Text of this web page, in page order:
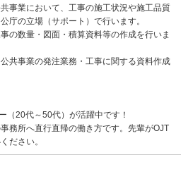
事業において、工事の施工状況や施工品質
庁の立場（サポート）で行います。
の数量・図面・積算資料等の作成を行いま
共事業の発注業務・工事に関する資料作成
（20代～50代）が活躍中です！
務所へ直行直帰の働き方です。先輩がOJT
ださい。